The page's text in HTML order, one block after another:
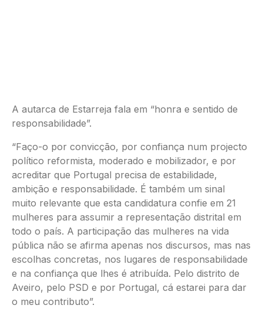
A autarca de Estarreja fala em “honra e sentido de
responsabilidade”.
“Faço-o por convicção, por confiança num projecto
político reformista, moderado e mobilizador, e por
acreditar que Portugal precisa de estabilidade,
ambição e responsabilidade. É também um sinal
muito relevante que esta candidatura confie em 21
mulheres para assumir a representação distrital em
todo o país. A participação das mulheres na vida
pública não se afirma apenas nos discursos, mas nas
escolhas concretas, nos lugares de responsabilidade
e na confiança que lhes é atribuída. Pelo distrito de
Aveiro, pelo PSD e por Portugal, cá estarei para dar
o meu contributo”.